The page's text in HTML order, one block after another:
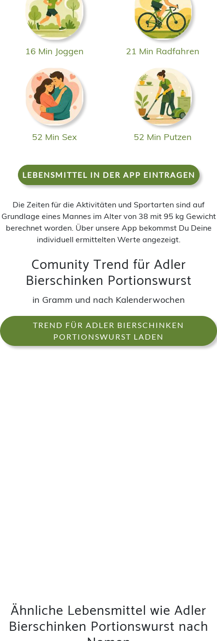
16 Min Joggen 21 Min Radfahren
52 Min Sex 52 Min Putzen
LEBENSMITTEL IN DER APP EINTRAGEN
Die Zeiten für die Aktivitäten und Sportarten sind auf
Grundlage eines Mannes im Alter von 38 mit 95 kg Gewicht
berechnet worden. Über unsere App bekommst Du Deine
individuell ermittelten Werte angezeigt.
Comunity Trend für Adler
Bierschinken Portionswurst
in Gramm und nach Kalenderwochen
TREND FÜR ADLER BIERSCHINKEN
PORTIONSWURST LADEN
Ähnliche Lebensmittel wie Adler
Bierschinken Portionswurst nach